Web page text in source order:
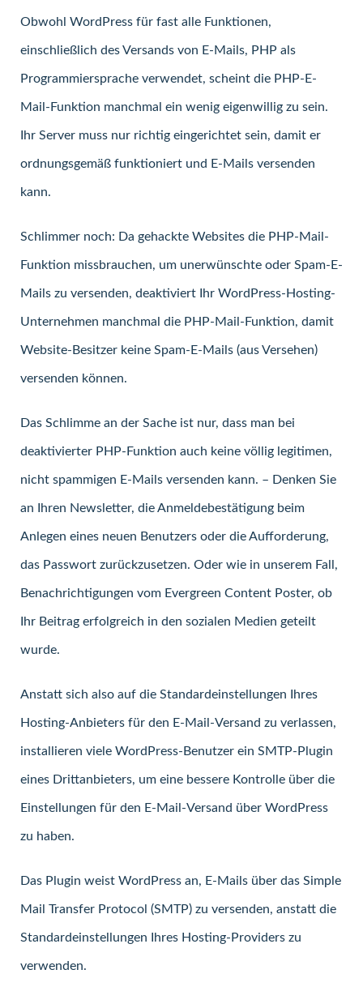
Obwohl WordPress für fast alle Funktionen,
einschließlich des Versands von E-Mails, PHP als
Programmiersprache verwendet, scheint die PHP-E-
Mail-Funktion manchmal ein wenig eigenwillig zu sein.
Ihr Server muss nur richtig eingerichtet sein, damit er
ordnungsgemäß funktioniert und E-Mails versenden
kann.
Schlimmer noch: Da gehackte Websites die PHP-Mail-
Funktion missbrauchen, um unerwünschte oder Spam-E-
Mails zu versenden, deaktiviert Ihr WordPress-Hosting-
Unternehmen manchmal die PHP-Mail-Funktion, damit
Website-Besitzer keine Spam-E-Mails (aus Versehen)
versenden können.
Das Schlimme an der Sache ist nur, dass man bei
deaktivierter PHP-Funktion auch keine völlig legitimen,
nicht spammigen E-Mails versenden kann. – Denken Sie
an Ihren Newsletter, die Anmeldebestätigung beim
Anlegen eines neuen Benutzers oder die Aufforderung,
das Passwort zurückzusetzen. Oder wie in unserem Fall,
Benachrichtigungen vom Evergreen Content Poster, ob
Ihr Beitrag erfolgreich in den sozialen Medien geteilt
wurde.
Anstatt sich also auf die Standardeinstellungen Ihres
Hosting-Anbieters für den E-Mail-Versand zu verlassen,
installieren viele WordPress-Benutzer ein SMTP-Plugin
eines Drittanbieters, um eine bessere Kontrolle über die
Einstellungen für den E-Mail-Versand über WordPress
zu haben.
Das Plugin weist WordPress an, E-Mails über das Simple
Mail Transfer Protocol (SMTP) zu versenden, anstatt die
Standardeinstellungen Ihres Hosting-Providers zu
verwenden.